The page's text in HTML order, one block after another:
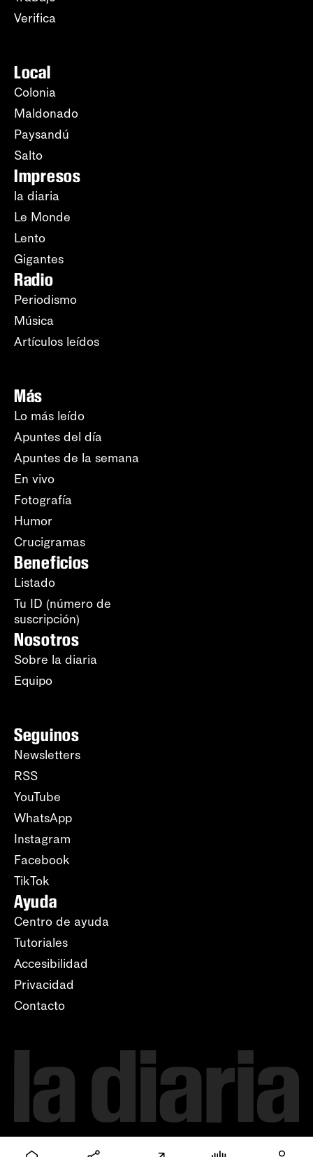
Verifica
Local
Colonia
Maldonado
Paysandú
Salto
Impresos
la diaria
Le Monde
Lento
Gigantes
Radio
Periodismo
Música
Artículos leídos
Más
Lo más leído
Apuntes del día
Apuntes de la semana
En vivo
Fotografía
Humor
Crucigramas
Beneficios
Listado
Tu ID (número de
suscripción)
Nosotros
Sobre la diaria
Equipo
Seguinos
Newsletters
RSS
YouTube
WhatsApp
Instagram
Facebook
TikTok
Ayuda
Centro de ayuda
Tutoriales
Accesibilidad
Privacidad
Contacto